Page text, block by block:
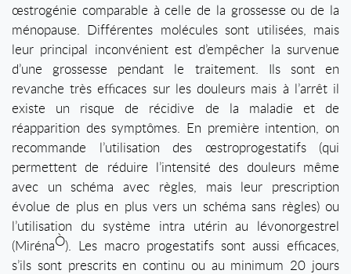
œstrogénie comparable à celle de la grossesse ou de la
ménopause. Différentes molécules sont utilisées, mais
leur principal inconvénient est d’empêcher la survenue
d’une grossesse pendant le traitement. Ils sont en
revanche très efficaces sur les douleurs mais à l’arrêt il
existe un risque de récidive de la maladie et de
réapparition des symptômes. En première intention, on
recommande l’utilisation des œstroprogestatifs (qui
permettent de réduire l’intensité des douleurs même
avec un schéma avec règles, mais leur prescription
évolue de plus en plus vers un schéma sans règles) ou
l’utilisation du système intra utérin au lévonorgestrel
(MirénaÒ). Les macro progestatifs sont aussi efficaces,
s’ils sont prescrits en continu ou au minimum 20 jours